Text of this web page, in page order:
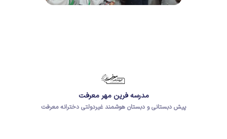
مدرسه فرین مهر معرفت
پیش دبستانی و دبستان هوشمند غیردولتی دخترانه معرفت